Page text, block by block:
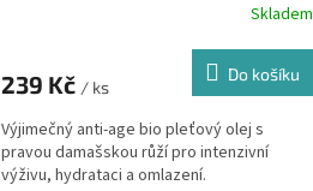
Skladem
239 Kč / ks
Do košíku
Výjimečný anti-age bio pleťový olej s
pravou damašskou růží pro intenzivní
výživu, hydrataci a omlazení.